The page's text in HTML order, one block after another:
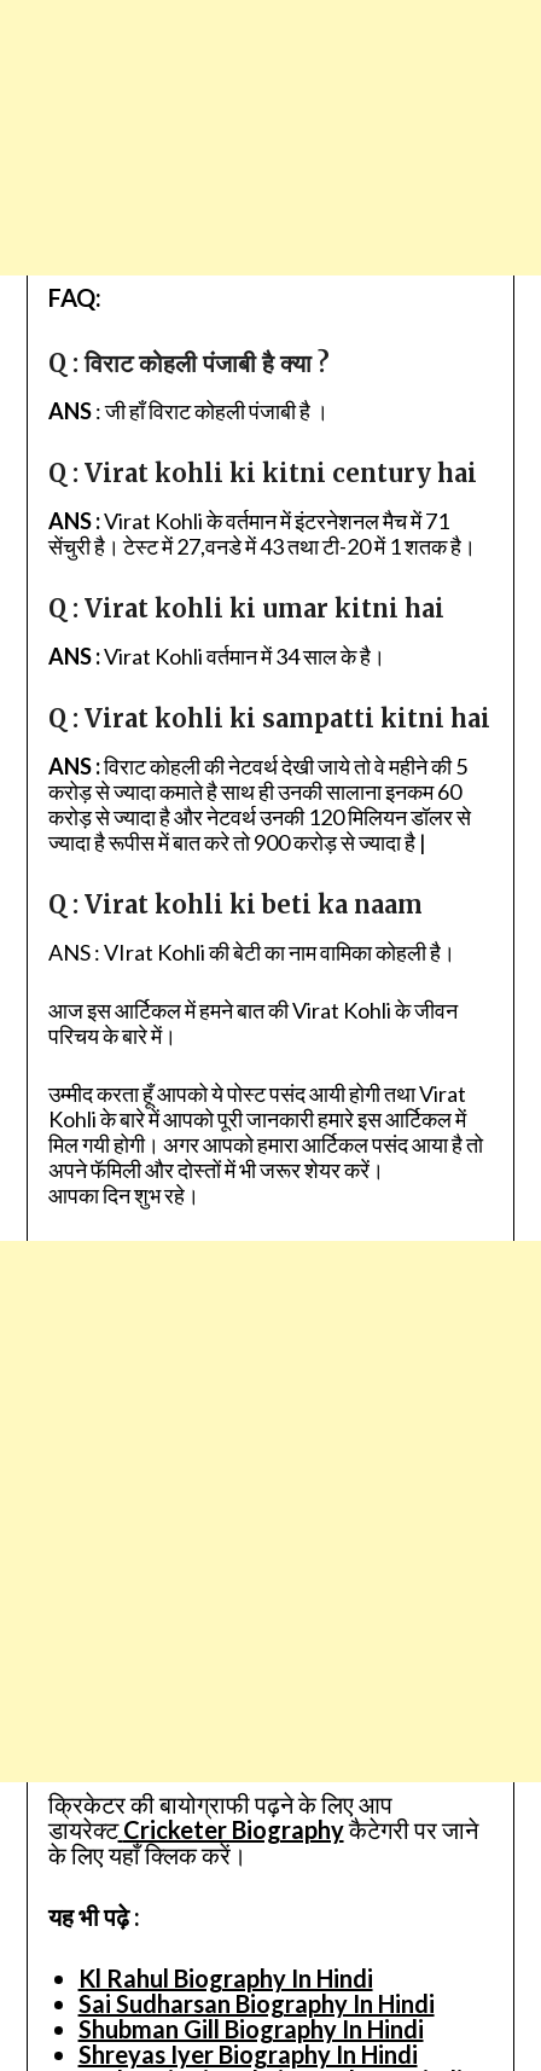
FAQ:
Q : विराट कोहली पंजाबी है क्या ?
ANS: जी हाँ विराट कोहली पंजाबी है ।
Q : Virat kohli ki kitni century hai
ANS :Virat Kohli के वर्तमान में इंटरनेशनल मैच में 71
सेंचुरी है। टेस्ट में 27,वनडे में 43 तथा टी-20 में 1 शतक है।
Q : Virat kohli ki umar kitni hai
ANS :Virat Kohli वर्तमान में 34 साल के है।
Q : Virat kohli ki sampatti kitni hai
ANS :विराट कोहली की नेटवर्थ देखी जाये तो वे महीने की 5
करोड़ से ज्यादा कमाते है साथ ही उनकी सालाना इनकम 60
करोड़ से ज्यादा है और नेटवर्थ उनकी 120 मिलियन डॉलर से
ज्यादा है रूपीस में बात करे तो 900 करोड़ से ज्यादा है |
Q : Virat kohli ki beti ka naam
ANS : VIrat Kohli की बेटी का नाम वामिका कोहली है।
आज इस आर्टिकल में हमने बात की Virat Kohli के जीवन
परिचय के बारे में।
उम्मीद करता हूँ आपको ये पोस्ट पसंद आयी होगी तथा Virat
Kohli के बारे में आपको पूरी जानकारी हमारे इस आर्टिकल में
मिल गयी होगी। अगर आपको हमारा आर्टिकल पसंद आया है तो
अपने फॅमिली और दोस्तों में भी जरूर शेयर करें।
आपका दिन शुभ रहे।
क्रिकेटर की बायोग्राफी पढ़ने के लिए आप
डायरेक्ट Cricketer Biographyकैटेगरी पर जाने
के लिए यहाँ क्लिक करें।
यह भी पढ़े :
Kl Rahul Biography In Hindi
Sai Sudharsan Biography In Hindi
Shubman Gill Biography In Hindi
Shreyas Iyer Biography In Hindi